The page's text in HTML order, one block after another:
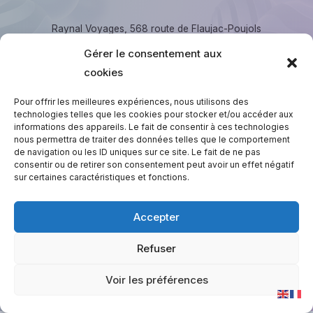
Gérer le consentement aux
cookies
Pour offrir les meilleures expériences, nous utilisons des
technologies telles que les cookies pour stocker et/ou accéder aux
informations des appareils. Le fait de consentir à ces technologies
nous permettra de traiter des données telles que le comportement
de navigation ou les ID uniques sur ce site. Le fait de ne pas
consentir ou de retirer son consentement peut avoir un effet négatif
sur certaines caractéristiques et fonctions.
Accepter
Refuser
Voir les préférences
Raynal Voyages, 568 route de Flaujac-Poujols
Espace C.S.E
Session Privée liO / Scolaires